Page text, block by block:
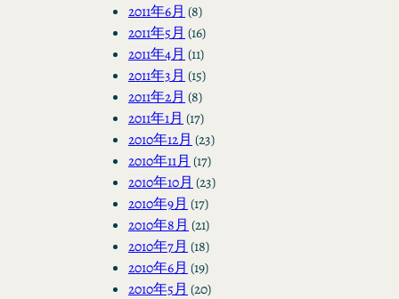
2011年6月 (8)
2011年5月 (16)
2011年4月 (11)
2011年3月 (15)
2011年2月 (8)
2011年1月 (17)
2010年12月 (23)
2010年11月 (17)
2010年10月 (23)
2010年9月 (17)
2010年8月 (21)
2010年7月 (18)
2010年6月 (19)
2010年5月 (20)